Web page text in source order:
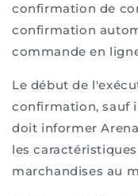
confirmation de
confirmation
commande en
Le début de
confirmation, sauf
doit informer
les
marchandises au